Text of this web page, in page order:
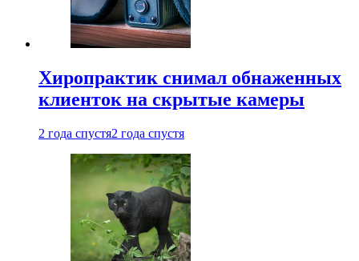
Хиропрактик снимал обнаженных
клиенток на скрытые камеры
2 года спустя2 года спустя